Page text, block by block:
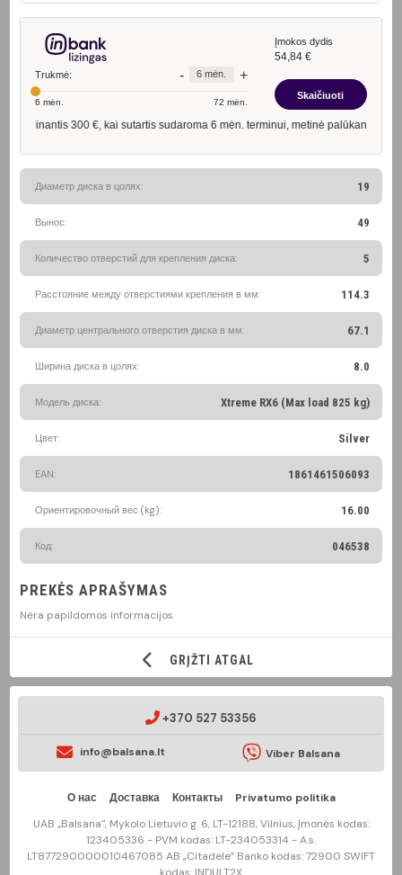
Диаметр диска в цолях: 19
Вынос: 49
Количество отверстий для крепления диска: 5
Расстояние между отверстиями крепления в мм: 114.3
Диаметр центрального отверстия диска в мм: 67.1
Ширина диска в цолях: 8.0
Модель диска: Xtreme RX6 (Max load 825 kg)
Цвет: Silver
EAN: 1861461506093
Ориентировочный вес (kg): 16.00
Код: 046538
PREKĖS APRAŠYMAS
Nėra papildomos informacijos
GRĮŽTI ATGAL
+370 527 53356
info@balsana.lt Viber Balsana
О нас Доставка Контакты
Privatumo politika
UAB „Balsana", Mykolo Lietuvio g. 6, LT-12188, Vilnius, Įmonės kodas:
123405336 - PVM kodas: LT-234053314 - A.s.
LT877290000010467085 AB „Citadele” Banko kodas: 72900 SWIFT